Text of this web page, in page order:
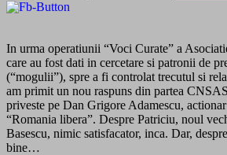
In urma operatiunii “Voci Curate” a
care au fost dati in cercetare si patronii de
(“mogulii”), spre a fi controlat trecutul si
am primit un nou raspuns din partea
priveste pe Dan Grigore Adamescu,
“Romania libera”. Despre Patriciu, noul
Basescu, nimic satisfacator, inca. Dar,
bine…